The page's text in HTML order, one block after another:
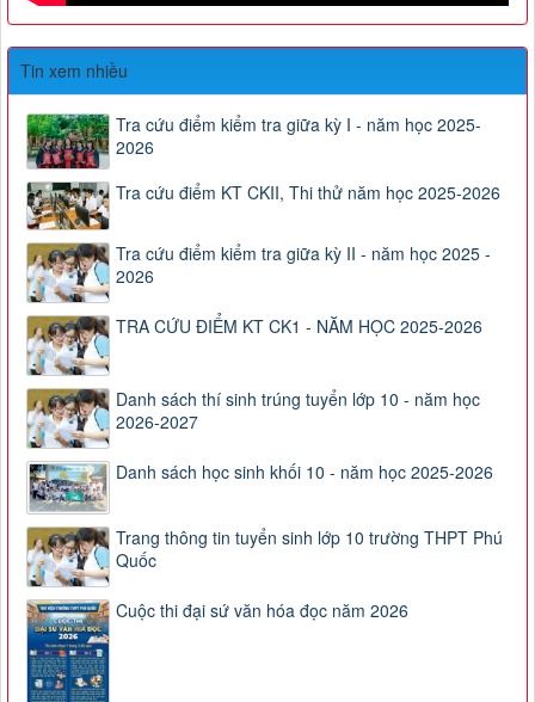
Sau
Trước
Tin xem nhiều
Tra cứu điểm kiểm tra giữa kỳ I - năm học 2025-
2026
Tra cứu điểm KT CKII, Thi thử năm học 2025-2026
Tra cứu điểm kiểm tra giữa kỳ II - năm học 2025 -
2026
TRA CỨU ĐIỂM KT CK1 - NĂM HỌC 2025-2026
Danh sách thí sinh trúng tuyển lớp 10 - năm học
2026-2027
Danh sách học sinh khối 10 - năm học 2025-2026
Trang thông tin tuyển sinh lớp 10 trường THPT Phú
Quốc
Cuộc thi đại sứ văn hóa đọc năm 2026